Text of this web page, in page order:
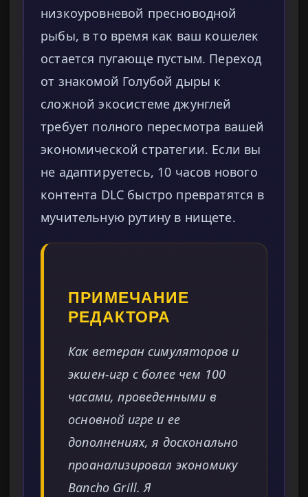
низкоуровневой пресноводной
рыбы, в то время как ваш кошелек
остается пугающе пустым. Переход
от знакомой Голубой дыры к
сложной экосистеме джунглей
требует полного пересмотра вашей
экономической стратегии. Если вы
не адаптируетесь, 10 часов нового
контента DLC быстро превратятся в
мучительную рутину в нищете.
ПРИМЕЧАНИЕ
РЕДАКТОРА
Как ветеран симуляторов и
экшен-игр с более чем 100
часами, проведенными в
основной игре и ее
дополнениях, я досконально
проанализировал экономику
Bancho Grill. Я